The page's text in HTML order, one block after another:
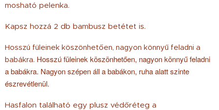
mosható pelenka.
Kapsz hozzá 2 db bambusz betétet is.
Hosszú füleinek köszönhetően, nagyon könnyű feladni a
babákra. Hosszú füleinek köszönhetően, nagyon könnyű feladni
a babákra. Nagyon szépen áll a babákon, ruha alatt szinte
észrevétlenül.
Hasfalon található egy plusz védőréteg a